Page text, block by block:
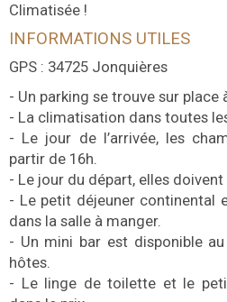
Climatisée !
INFORMATIONS UTILES
GPS : 34725 Jonquières
- Un parking se trouve sur place
- La climatisation dans toutes
- Le jour de l’arrivée, les
partir de 16h.
- Le jour du départ, elles
- Le petit déjeuner continental
dans la salle à manger.
- Un mini bar est disponible
hôtes.
- Le linge de toilette et le